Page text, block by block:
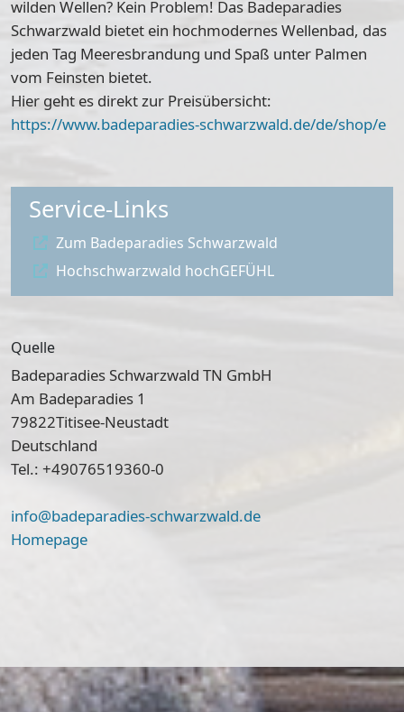
wilden Wellen? Kein Problem! Das Badeparadies
Schwarzwald bietet ein hochmodernes Wellenbad, das
jeden Tag Meeresbrandung und Spaß unter Palmen
vom Feinsten bietet.
Hier geht es direkt zur Preisübersicht:
https://www.badeparadies-schwarzwald.de/de/shop/e
Service-Links
Zum Badeparadies Schwarzwald
Hochschwarzwald hochGEFÜHL
Quelle
Badeparadies Schwarzwald TN GmbH
Am Badeparadies 1
79822Titisee-Neustadt
Deutschland
Tel.: +49076519360-0
info@badeparadies-schwarzwald.de
Homepage